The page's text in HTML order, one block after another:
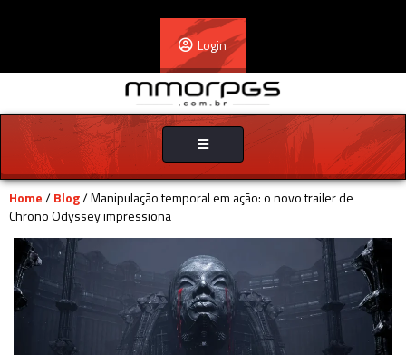
Login
Toggle
navigation
Home/Blog/ Manipulação temporal em ação: o novo trailer de
Chrono Odyssey impressiona